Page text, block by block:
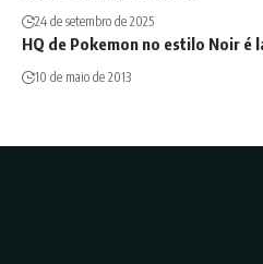
24 de setembro de 2025
HQ de Pokemon no estilo Noir é
10 de maio de 2013